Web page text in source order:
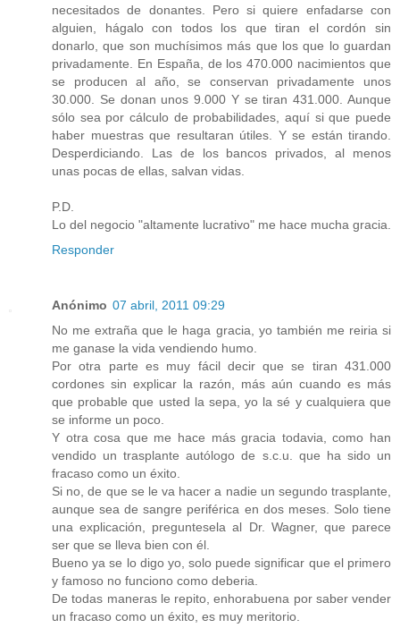
necesitados de donantes. Pero si quiere enfadarse con
alguien, hágalo con todos los que tiran el cordón sin
donarlo, que son muchísimos más que los que lo guardan
privadamente. En España, de los 470.000 nacimientos que
se producen al año, se conservan privadamente unos
30.000. Se donan unos 9.000 Y se tiran 431.000. Aunque
sólo sea por cálculo de probabilidades, aquí si que puede
haber muestras que resultaran útiles. Y se están tirando.
Desperdiciando. Las de los bancos privados, al menos
unas pocas de ellas, salvan vidas.
P.D.
Lo del negocio "altamente lucrativo" me hace mucha gracia.
Responder
Anónimo 07 abril, 2011 09:29
No me extraña que le haga gracia, yo también me reiria si
me ganase la vida vendiendo humo.
Por otra parte es muy fácil decir que se tiran 431.000
cordones sin explicar la razón, más aún cuando es más
que probable que usted la sepa, yo la sé y cualquiera que
se informe un poco.
Y otra cosa que me hace más gracia todavia, como han
vendido un trasplante autólogo de s.c.u. que ha sido un
fracaso como un éxito.
Si no, de que se le va hacer a nadie un segundo trasplante,
aunque sea de sangre periférica en dos meses. Solo tiene
una explicación, preguntesela al Dr. Wagner, que parece
ser que se lleva bien con él.
Bueno ya se lo digo yo, solo puede significar que el primero
y famoso no funciono como deberia.
De todas maneras le repito, enhorabuena por saber vender
un fracaso como un éxito, es muy meritorio.